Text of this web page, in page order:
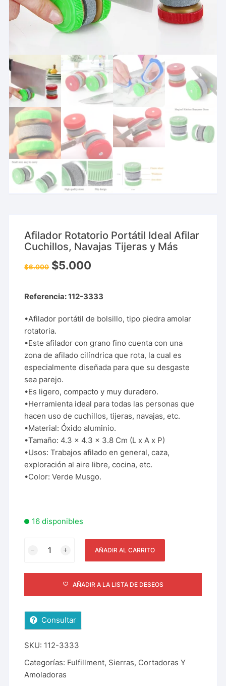
Afilador Rotatorio Portátil Ideal Afilar
Cuchillos, Navajas Tijeras y Más
$6.000 $5.000
Referencia: 112-3333
•Afilador portátil de bolsillo, tipo piedra amolar
rotatoria.
•Este afilador con grano fino cuenta con una
zona de afilado cilíndrica que rota, la cual es
especialmente diseñada para que su desgaste
sea parejo.
•Es ligero, compacto y muy duradero.
•Herramienta ideal para todas las personas que
hacen uso de cuchillos, tijeras, navajas, etc.
•Material: Óxido aluminio.
•Tamaño: 4.3 x 4.3 x 3.8 Cm (L x A x P)
•Usos: Trabajos afilado en general, caza,
exploración al aire libre, cocina, etc.
•Color: Verde Musgo.
16 disponibles
AÑADIR AL CARRITO
AÑADIR A LA LISTA DE DESEOS
Consultar
SKU: 112-3333
Categorías: Fulfillment, Sierras, Cortadoras Y
Amoladoras